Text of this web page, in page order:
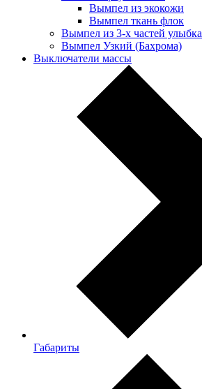
Вымпел из экокожи
Вымпел ткань флок
Вымпел из 3-х частей улыбка
Вымпел Узкий (Бахрома)
Выключатели массы
Габариты